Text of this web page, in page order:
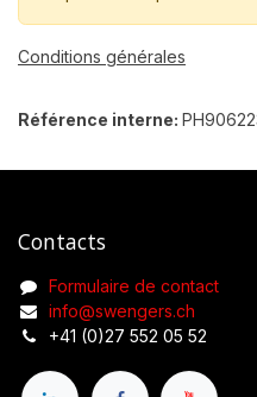
Conditions générales
Référence interne:
Contacts
Formulaire de contact
info@swengers.ch
+41 (0)27 552 05 52